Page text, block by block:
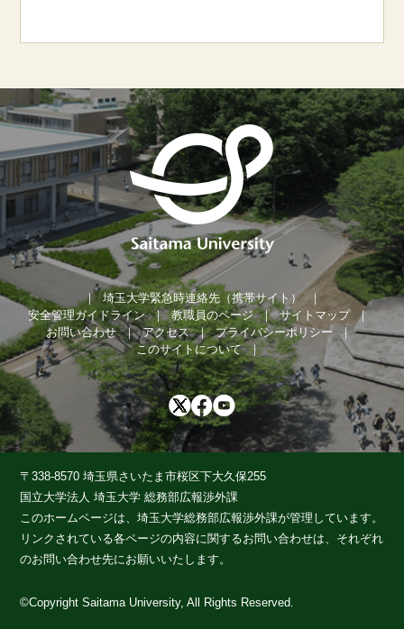
埼玉大学緊急時連絡先（携帯サイト）
安全管理ガイドライン
教職員のページ
サイトマップ
お問い合わせ
アクセス
プライバシーポリシー
このサイトについて
このホームページは、埼玉大学総務部広報渉外課が管理しています。
リンクされている各ページの内容に関するお問い合わせは、それぞれ
のお問い合わせ先にお願いいたします。
©Copyright Saitama University, All Rights Reserved.
〒338-8570 埼玉県さいたま市桜区下大久保255
国立大学法人 埼玉大学 総務部広報渉外課